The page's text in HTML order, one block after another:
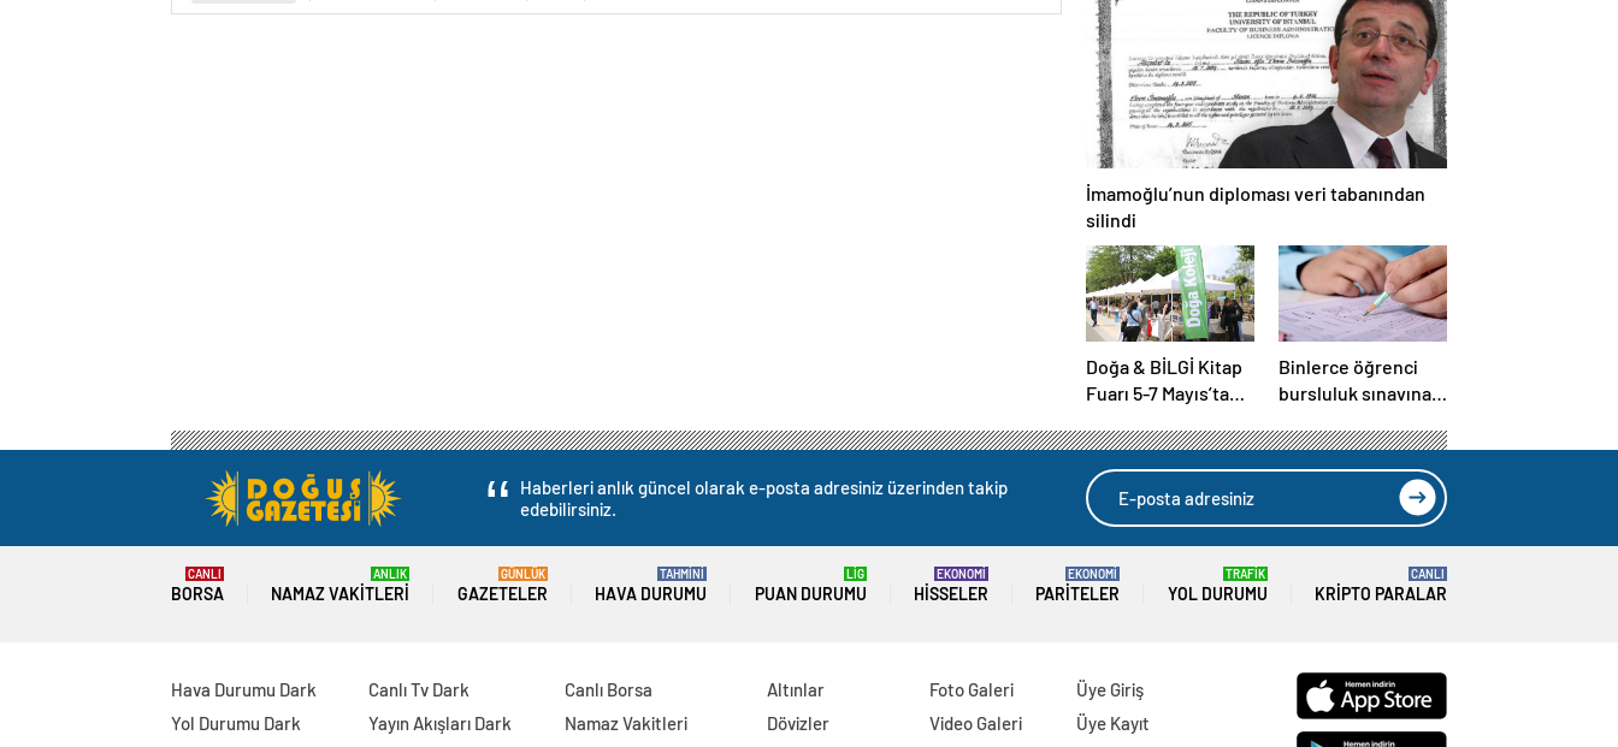
İmamoğlu’nun diploması veri tabanından
silindi
Doğa & BİLGİ Kitap
Fuarı 5-7 Mayıs’ta
Kampüsünde
kapılarını açıyor
Binlerce öğrenci
bursluluk sınavına
Haberleri anlık güncel olarak e-posta adresiniz üzerinden takip
edebilirsiniz.
BORSA
CANLI
NAMAZ VAKITLERI
ANLIK
GAZETELER
GÜNLÜK
HAVA DURUMU
TAHMİNİ
PUAN DURUMU
LİG
HISSELER
EKONOMİ
PARITELER
EKONOMİ
YOL DURUMU
TRAFİK
KRIPTO PARALAR
CANLI
Hava Durumu Dark
Yol Durumu Dark
Canlı Tv Dark
Yayın Akışları Dark
Canlı Borsa
Namaz Vakitleri
Altınlar
Dövizler
Foto Galeri
Video Galeri
Üye Giriş
Üye Kayıt